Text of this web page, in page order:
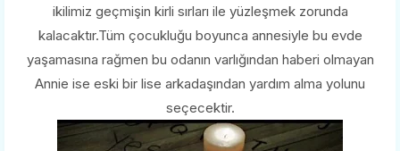
ikilimiz geçmişin kirli sırları ile yüzleşmek zorunda
kalacaktır.Tüm çocukluğu boyunca annesiyle bu evde
yaşamasına rağmen bu odanın varlığından haberi olmayan
Annie ise eski bir lise arkadaşından yardım alma yolunu
seçecektir.